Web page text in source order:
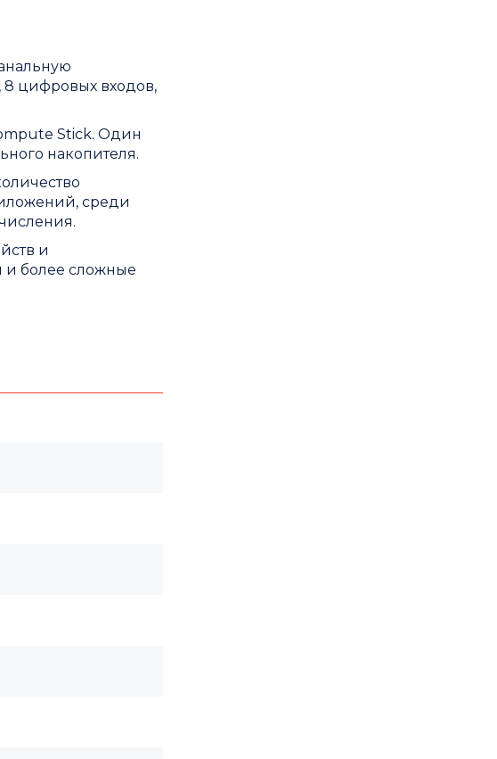
8 цифровых входов,
Stick. Один
накопителя.
среди
и
и более сложные